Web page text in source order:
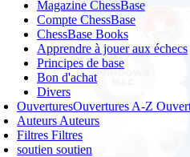
Magazine ChessBase
Compte ChessBase
ChessBase Books
Apprendre à jouer aux échecs
Principes de base
Bon d'achat
Divers
OuverturesOuvertures A-Z
Auteurs Auteurs
Filtres Filtres
soutien soutien